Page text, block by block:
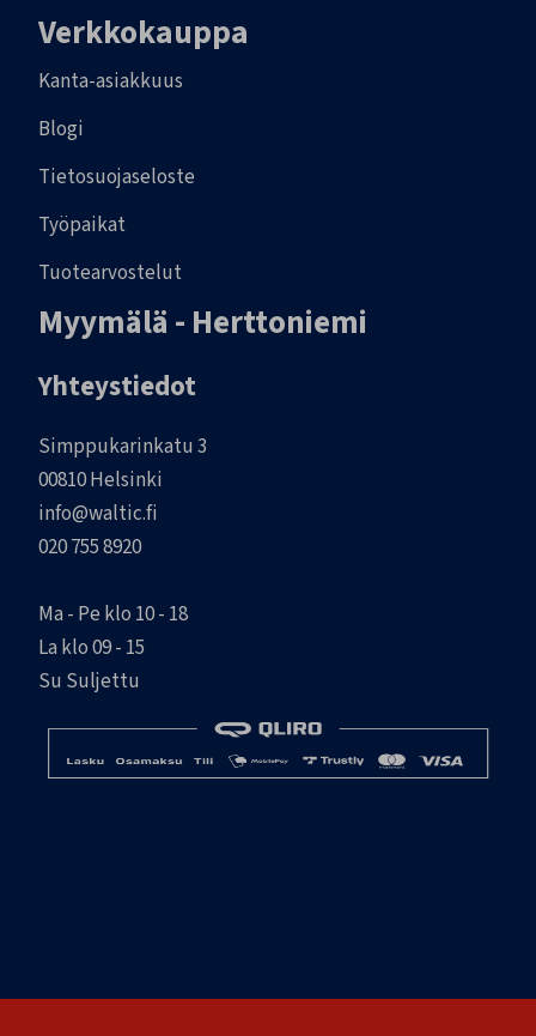
Verkkokauppa
Kanta-asiakkuus
Blogi
Tietosuojaseloste
Työpaikat
Tuotearvostelut
Myymälä - Herttoniemi
Yhteystiedot
Simppukarinkatu 3
00810 Helsinki
info@waltic.fi
020 755 8920
Ma - Pe klo 10 - 18
La klo 09 - 15
Su Suljettu